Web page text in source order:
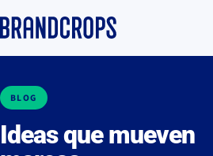
BLOG
Ideas que mueven